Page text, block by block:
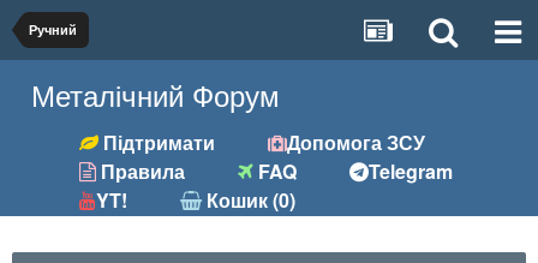
Ручний
Металічний Форум
Підтримати
Допомога ЗСУ
Правила
FAQ
Telegram
YT!
Кошик (0)